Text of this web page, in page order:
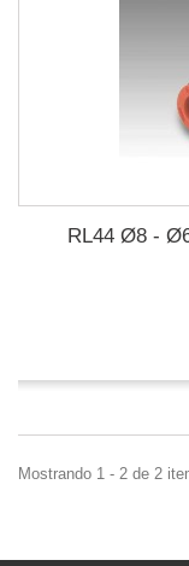
RL44 Ø8 -
Mostrando 1 - 2 de 2